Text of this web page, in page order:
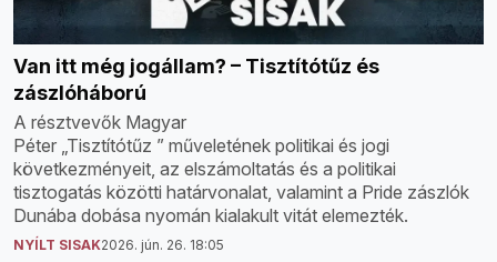
Van itt még jogállam? – Tisztítótűz és
zászlóháború
A résztvevők Magyar
Péter „Tisztítótűz ” műveletének politikai és jogi
következményeit, az elszámoltatás és a politikai
tisztogatás közötti határvonalat, valamint a Pride zászlók
Dunába dobása nyomán kialakult vitát elemezték.
NYÍLT SISAK2026. jún. 26. 18:05